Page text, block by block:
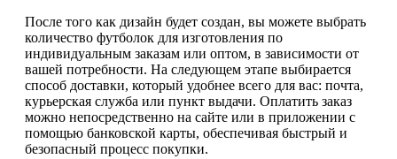
После того как дизайн будет создан, вы можете выбрать
количество футболок для изготовления по
индивидуальным заказам или оптом, в зависимости от
вашей потребности. На следующем этапе выбирается
способ доставки, который удобнее всего для вас: почта,
курьерская служба или пункт выдачи. Оплатить заказ
можно непосредственно на сайте или в приложении с
помощью банковской карты, обеспечивая быстрый и
безопасный процесс покупки.